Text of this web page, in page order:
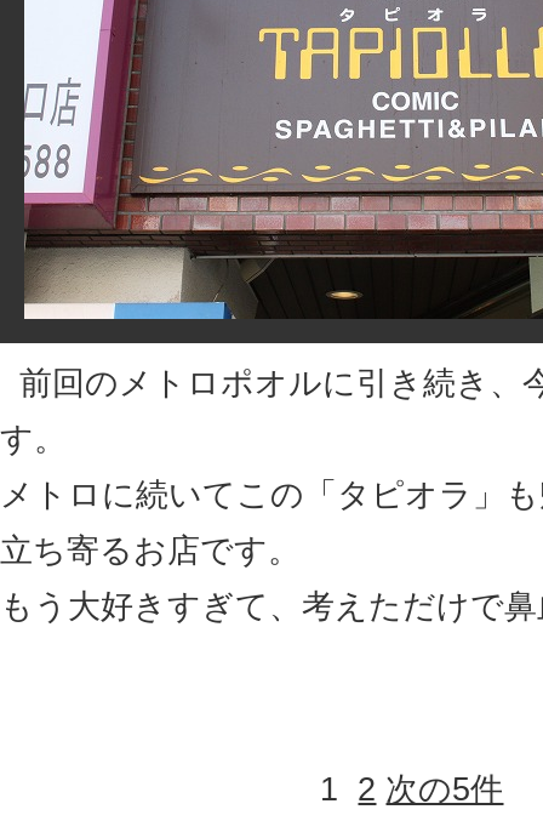
前回のメトロポオルに引き続き、
す。
メトロに続いてこの「タピオラ」
立ち寄るお店です。
もう大好きすぎて、考えただけで
1 2 次の5件